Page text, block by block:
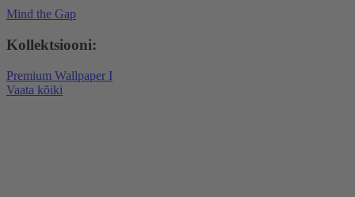
Mind the Gap
Kollektsiooni:
Premium Wallpaper I
Vaata kõiki